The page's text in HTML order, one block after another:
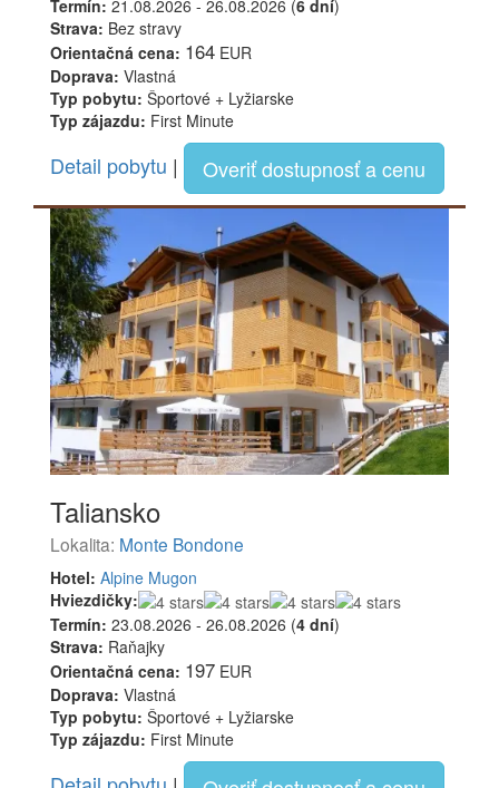
Termín: 21.08.2026 - 26.08.2026 (6 dní)
Strava: Bez stravy
Orientačná cena: 164 EUR
Doprava: Vlastná
Typ pobytu: Športové + Lyžiarske
Typ zájazdu: First Minute
Detail pobytu | Overiť dostupnosť a cenu
Taliansko
Lokalita: Monte Bondone
Hotel: Alpine Mugon
Hviezdičky:
Termín: 23.08.2026 - 26.08.2026 (4 dní)
Strava: Raňajky
Orientačná cena: 197 EUR
Doprava: Vlastná
Typ pobytu: Športové + Lyžiarske
Typ zájazdu: First Minute